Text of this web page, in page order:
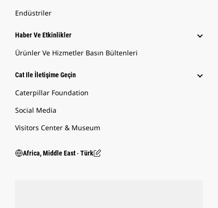
Endüstriler
Haber Ve Etkinlikler
Ürünler Ve Hizmetler Basın Bültenleri
Cat Ile İletişime Geçin
Caterpillar Foundation
Social Media
Visitors Center & Museum
Africa, Middle East ‧ Türk